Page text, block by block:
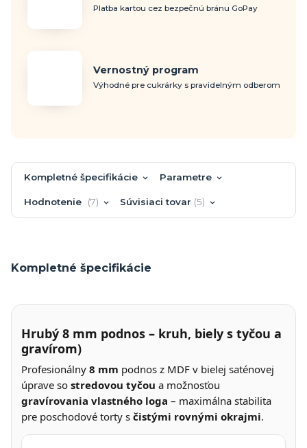
Platba kartou cez bezpečnú bránu GoPay
Vernostný program
Výhodné pre cukrárky s pravidelným odberom
Kompletné špecifikácie Parametre
Hodnotenie 7 Súvisiaci tovar 5
Kompletné špecifikácie
Hrubý 8 mm podnos – kruh, biely s tyčou a
gravírom)
Profesionálny 8 mm podnos z MDF v bielej saténovej
úprave so stredovou tyčou a možnosťou
gravírovania vlastného loga – maximálna stabilita
pre poschodové torty s čistými rovnými okrajmi.